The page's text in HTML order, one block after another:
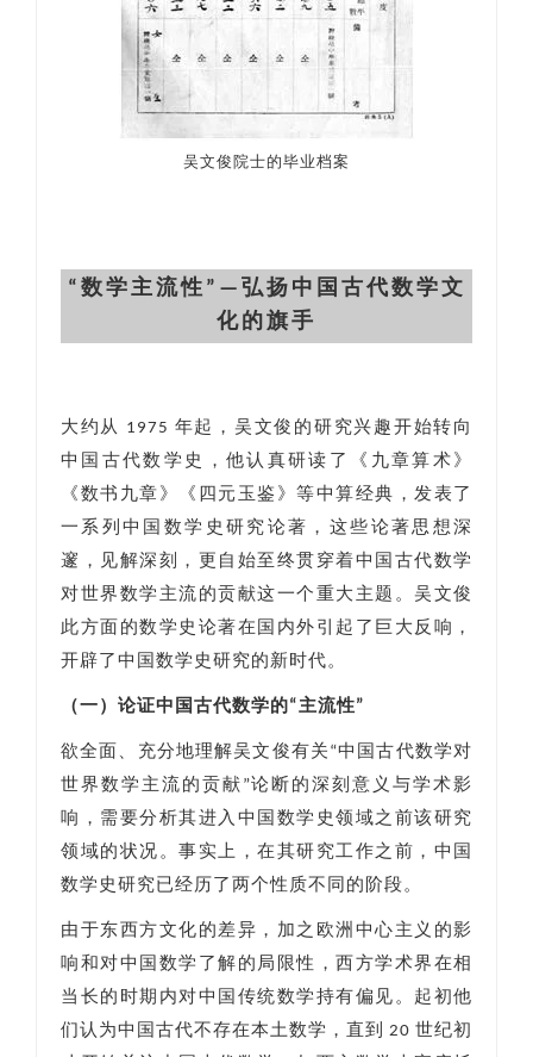
吴文俊院士的毕业档案
“数学主流性”—弘扬中国古代数学文
化的旗手
大约从 1975 年起，吴文俊的研究兴趣开始转向
中国古代数学史，他认真研读了《九章算术》
《数书九章》《四元玉鉴》等中算经典，发表了
一系列中国数学史研究论著，这些论著思想深
邃，见解深刻，更自始至终贯穿着中国古代数学
对世界数学主流的贡献这一个重大主题。吴文俊
此方面的数学史论著在国内外引起了巨大反响，
开辟了中国数学史研究的新时代。
（一）论证中国古代数学的“主流性”
欲全面、充分地理解吴文俊有关“中国古代数学对
世界数学主流的贡献”论断的深刻意义与学术影
响，需要分析其进入中国数学史领域之前该研究
领域的状况。事实上，在其研究工作之前，中国
数学史研究已经历了两个性质不同的阶段。
由于东西方文化的差异，加之欧洲中心主义的影
响和对中国数学了解的局限性，西方学术界在相
当长的时期内对中国传统数学持有偏见。起初他
们认为中国古代不存在本土数学，直到 20 世纪初